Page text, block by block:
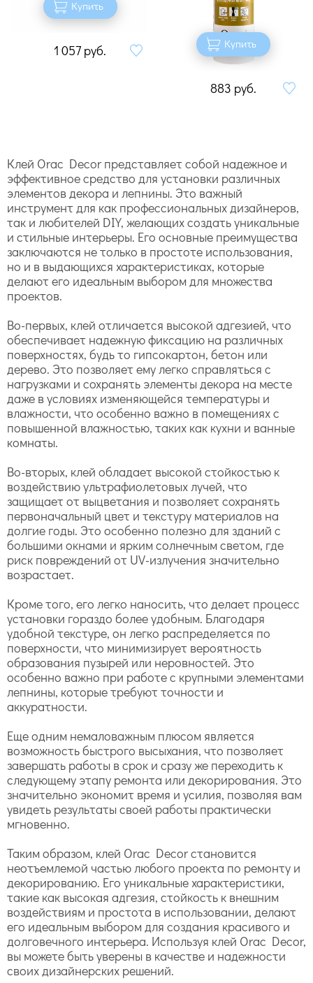
Купить
1 057 руб. Купить
883 руб.
Клей Orac Decor представляет собой надежное и
эффективное средство для установки различных
элементов декора и лепнины. Это важный
инструмент для как профессиональных дизайнеров,
так и любителей DIY, желающих создать уникальные
и стильные интерьеры. Его основные преимущества
заключаются не только в простоте использования,
но и в выдающихся характеристиках, которые
делают его идеальным выбором для множества
проектов.
Во-первых, клей отличается высокой адгезией, что
обеспечивает надежную фиксацию на различных
поверхностях, будь то гипсокартон, бетон или
дерево. Это позволяет ему легко справляться с
нагрузками и сохранять элементы декора на месте
даже в условиях изменяющейся температуры и
влажности, что особенно важно в помещениях с
повышенной влажностью, таких как кухни и ванные
комнаты.
Во-вторых, клей обладает высокой стойкостью к
воздействию ультрафиолетовых лучей, что
защищает от выцветания и позволяет сохранять
первоначальный цвет и текстуру материалов на
долгие годы. Это особенно полезно для зданий с
большими окнами и ярким солнечным светом, где
риск повреждений от UV-излучения значительно
возрастает.
Кроме того, его легко наносить, что делает процесс
установки гораздо более удобным. Благодаря
удобной текстуре, он легко распределяется по
поверхности, что минимизирует вероятность
образования пузырей или неровностей. Это
особенно важно при работе с крупными элементами
лепнины, которые требуют точности и
аккуратности.
Еще одним немаловажным плюсом является
возможность быстрого высыхания, что позволяет
завершать работы в срок и сразу же переходить к
следующему этапу ремонта или декорирования. Это
значительно экономит время и усилия, позволяя вам
увидеть результаты своей работы практически
мгновенно.
Таким образом, клей Orac Decor становится
неотъемлемой частью любого проекта по ремонту и
декорированию. Его уникальные характеристики,
такие как высокая адгезия, стойкость к внешним
воздействиям и простота в использовании, делают
его идеальным выбором для создания красивого и
долговечного интерьера. Используя клей Orac Decor,
вы можете быть уверены в качестве и надежности
своих дизайнерских решений.